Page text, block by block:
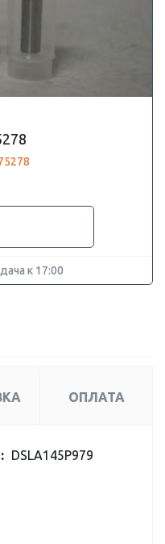
к 17:00
ОПЛАТА
DSLA145P979